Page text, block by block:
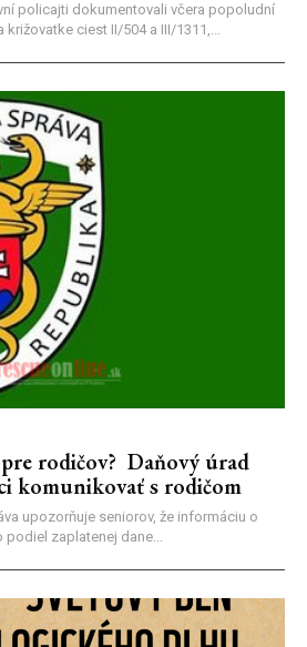
policajti dokumentovali včera popoludní
ciest II/504 a III/1311,...
pre rodičov? Daňový úrad
komunikovať s rodičom
upozorňuje seniorov, že informáciu o
zaplatenej dane...